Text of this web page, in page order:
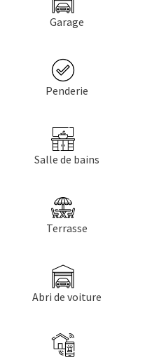
Garage
Penderie
Salle de bains
Terrasse
Abri de voiture